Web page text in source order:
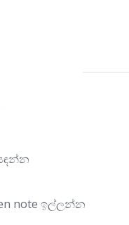
note ඉල්ලන්න